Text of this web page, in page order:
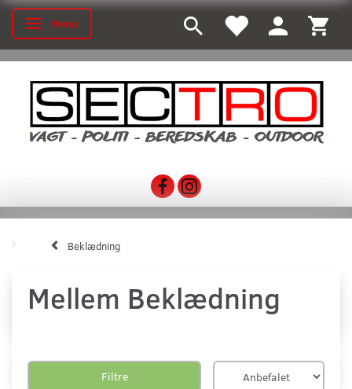
Skifte navigation
Menu
Beklædning
Mellem Beklædning
Filtre